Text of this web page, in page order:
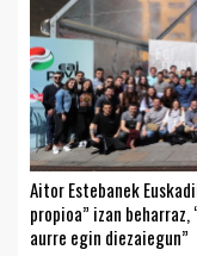
Aitor Estebanek
propioa” izan
aurre egin diezaiegun”